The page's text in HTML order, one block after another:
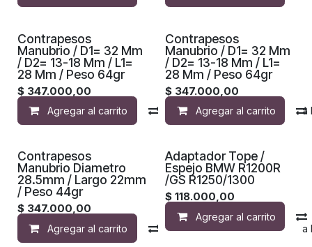
Contrapesos
Manubrio / D1= 32 Mm
/ D2= 13-18 Mm / L1=
28 Mm / Peso 64gr
$ 347.000,00
Agregar al carrito Compara Agregar a la
Contrapesos
Manubrio / D1= 32 Mm
/ D2= 13-18 Mm / L1=
28 Mm / Peso 64gr
$ 347.000,00
Agregar al carrito
Contrapesos
Manubrio Diametro
28.5mm / Largo 22mm
/ Peso 44gr
$ 347.000,00
Agregar al carrito Compara Agregar a la
Adaptador Tope /
Espejo BMW R1200R
/GS R1250/1300
$118.000,00
Agregar al carrito